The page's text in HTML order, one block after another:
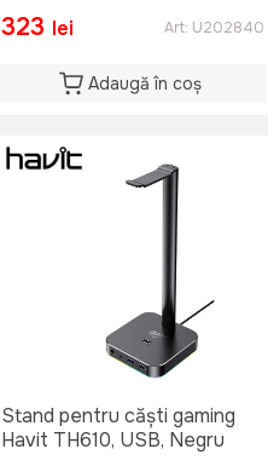
323 lei Art: U202840
Adaugă în coș
Stand pentru căști gaming
Havit TH610, USB, Negru